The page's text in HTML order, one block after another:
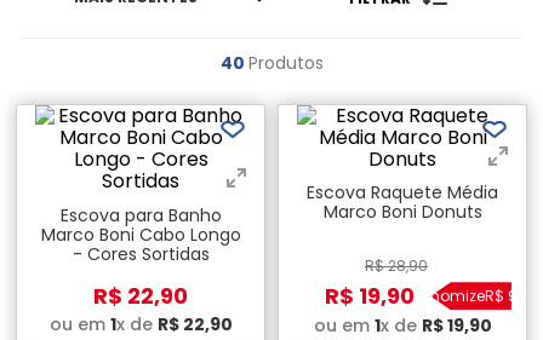
40 Produtos
Escova para Banho
Marco Boni Cabo Longo
- Cores Sortidas
R$ 22,90
ou em 1x de R$ 22,90
Escova Raquete Média
Marco Boni Donuts
R$28,90
R$ 19,90EconomizeR$ 9
ou em 1x de R$19,90